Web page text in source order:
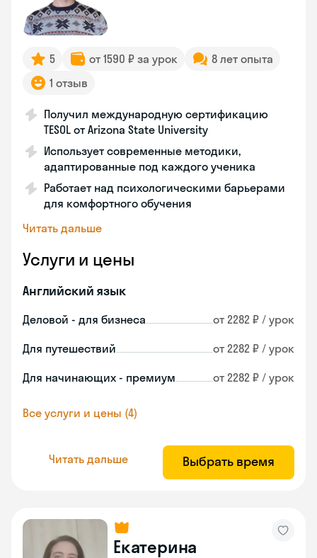
5 от 1590 ₽ за урок
8 лет опыта
1 отзыв
Получил международную сертификацию
TESOL от Arizona State University
Использует современные методики,
адаптированные под каждого ученика
Работает над психологическими барьерами
для комфортного обучения
Читать дальше
Услуги и цены
Английский язык
Деловой - для бизнеса от 2282 ₽ / урок
Для путешествий от 2282 ₽ / урок
Для начинающих - премиум от 2282 ₽ / урок
Все услуги и цены (4)
Читать дальше Выбрать время
Екатерина